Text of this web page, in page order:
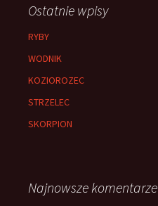
Ostatnie wpisy
RYBY
WODNIK
KOZIOROZEC
STRZELEC
SKORPION
Najnowsze komentarze